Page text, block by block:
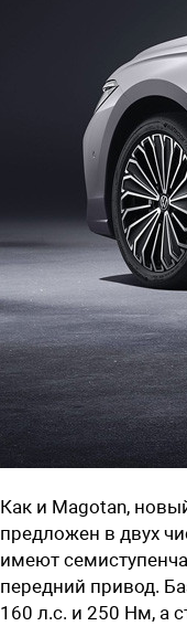
Как и Magotan,
предложен в двух
имеют
передний привод.
160 л.с. и 250 Нм, а